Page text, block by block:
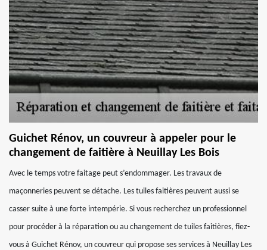
Guichet Rénov, un couvreur à appeler pour le
changement de faitière à Neuillay Les Bois
Avec le temps votre faitage peut s’endommager. Les travaux de
maçonneries peuvent se détache. Les tuiles faitières peuvent aussi se
casser suite à une forte intempérie. Si vous recherchez un professionnel
pour procéder à la réparation ou au changement de tuiles faitières, fiez-
vous à Guichet Rénov, un couvreur qui propose ses services à Neuillay Les